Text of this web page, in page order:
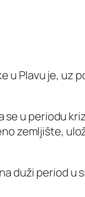
Plavu je, uz
se u periodu
zemljište,
duži period